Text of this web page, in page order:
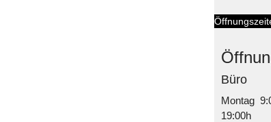
Büro
Montag
19:00h